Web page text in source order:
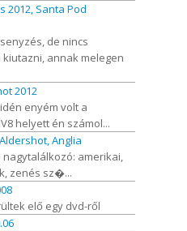
2012, Santa Pod
de nincs
annak melegen
2012
enyém volt a
helyett én számol...
Anglia
amerikai,
zenés sz�...
elő egy dvd-ről